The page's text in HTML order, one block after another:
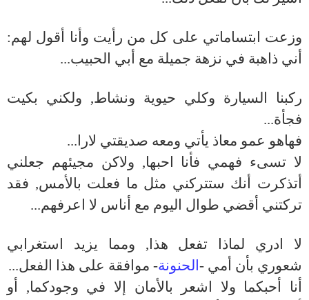
وزعت ابتساماتي على كل من رأيت وأنا أقول لهم:
أني ذاهبة في نزهة جميلة مع أبي الحبيب...
ركبنا السيارة وكلي حيوية ونشاط, ولكني بكيت
فجأة...
فهاهو عمو معاذ يأتي ومعه صديقتي لارا...
لا تسىء فهمي فأنا احبها, ولاكن مجيئهم جعلني
أتذكرت أنك ستتركني مثل ما فعلت بالأمس, فقد
تركتني أقضي طوال اليوم مع أناس لا اعرفهم...
لا ادري لماذا تفعل هذا, ومما يزيد استغرابي
شعوري بأن أمي - الحنونة- موافقة على هذا الفعل...
أنا أحبكما ولا اشعر بالأمان إلا في وجودكما, أو